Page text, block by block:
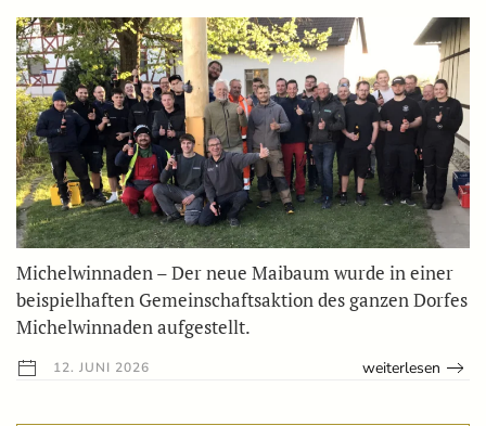
Michelwinnaden – Der neue Maibaum wurde in einer
beispielhaften Gemeinschaftsaktion des ganzen Dorfes
Michelwinnaden aufgestellt.
12. JUNI 2026 weiterlesen